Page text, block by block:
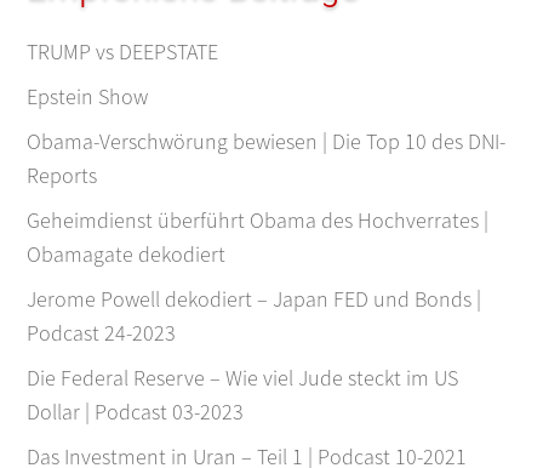
TRUMP vs DEEPSTATE
Epstein Show
Obama-Verschwörung bewiesen | Die Top 10 des DNI-
Reports
Geheimdienst überführt Obama des Hochverrates |
Obamagate dekodiert
Jerome Powell dekodiert – Japan FED und Bonds |
Podcast 24-2023
Die Federal Reserve – Wie viel Jude steckt im US
Dollar | Podcast 03-2023
Das Investment in Uran – Teil 1 | Podcast 10-2021